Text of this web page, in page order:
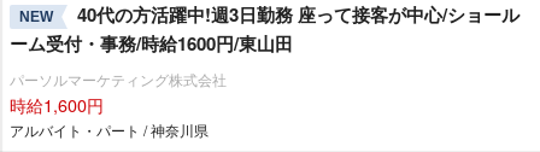
NEW
40代の方活躍中!週3日勤務 座って接客が中心/ショール
ーム受付・事務/時給1600円/東山田
パーソルマーケティング株式会社
時給1,600円
アルバイト・パート / 神奈川県